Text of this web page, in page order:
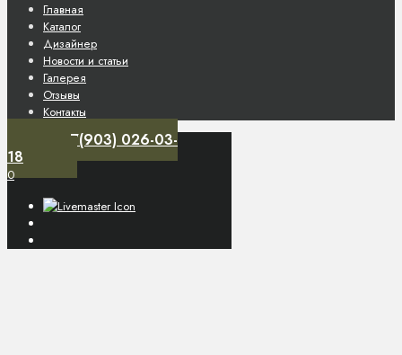
Главная
Каталог
Дизайнер
Новости и статьи
Галерея
Отзывы
Контакты
+7(903) 026-03-
18
0